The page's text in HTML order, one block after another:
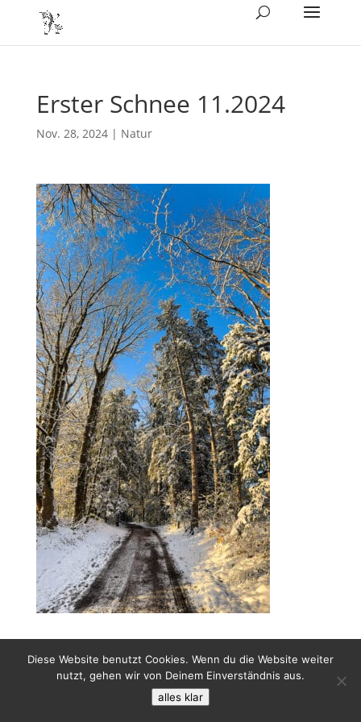
Erster Schnee 11.2024
Nov. 28, 2024| Natur
Diese Website benutzt Cookies. Wenn du die Website weiter
nutzt, gehen wir von Deinem Einverständnis aus.
alles klar